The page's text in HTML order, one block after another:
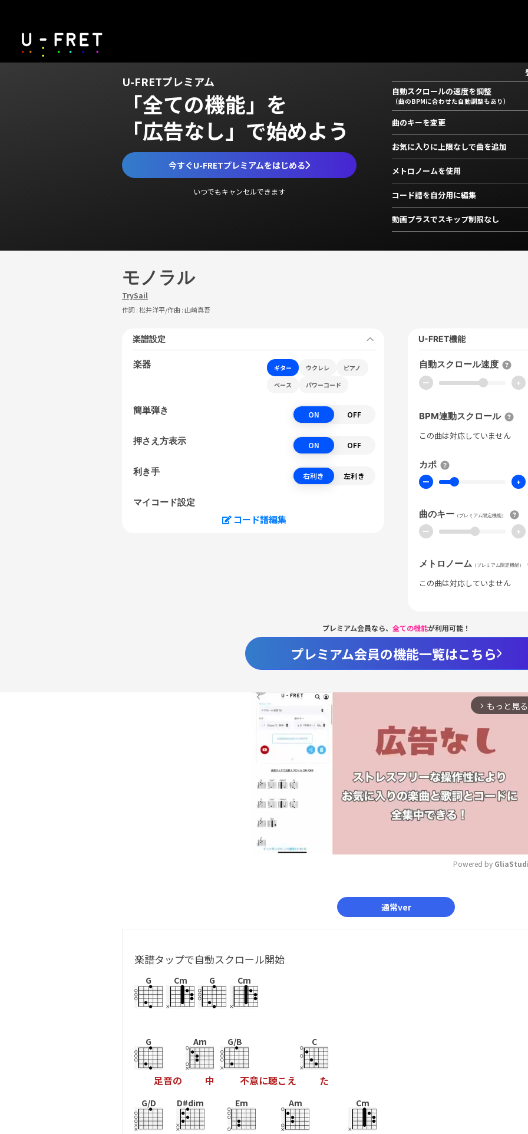
U-FRETプレミアム
「全ての機能」を
「広告なし」で始めよう
今すぐU-FRETプレミアムをはじめる
いつでもキャンセルできます
自動スクロールの速度を調整
（曲のBPMに合わせた自動調整もあり）
曲のキーを変更
お気に入りに上限なしで曲を追加
メトロノームを使用
コード譜を自分用に編集
動画プラスでスキップ制限なし
モノラル
TrySail
作詞 :松井洋平/作曲 :山崎真吾
楽譜設定
楽器 ギター ウクレレ
ピアノ
ベース
パワーコード
簡単弾き ON OFF
押さえ方表示 ON OFF
利き手 右利き 左利き
マイコード設定
コード譜編集
U-FRET機能
自動スクロール速度
ー +
BPM連動スクロール
この曲は対応していません
カポ
ー +
曲のキー （プレミアム限定機能）
ー +
メトロノーム （プレミアム限定機能）
この曲は対応していません
プレミアム会員なら、 全ての機能が利用可能！
プレミアム会員の機能一覧はこちら
arrow_forward_ios もっと見る
Powered by
通常ver
楽譜タップで自動スクロール開始
G Cm G Cm
G
足音の
Am
中
G/B
不意に聴こえ
C
た
G/D D#dim Em Am Cm